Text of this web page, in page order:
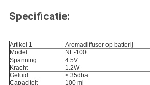
Specificatie:
Artikel 1
Aromadiffuser op batterij
Model
NE-100
Spanning
4.5V
Kracht
1.2W
Geluid
< 35dba
Capaciteit
100 ml